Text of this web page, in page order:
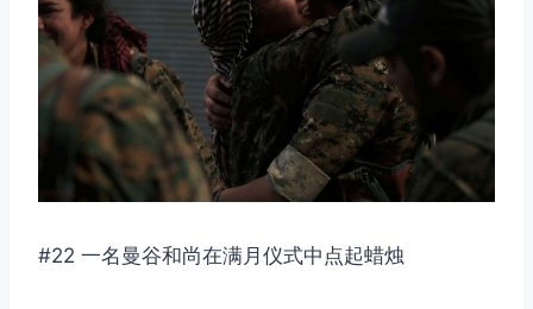
#22 一名曼谷和尚在满月仪式中点起蜡烛